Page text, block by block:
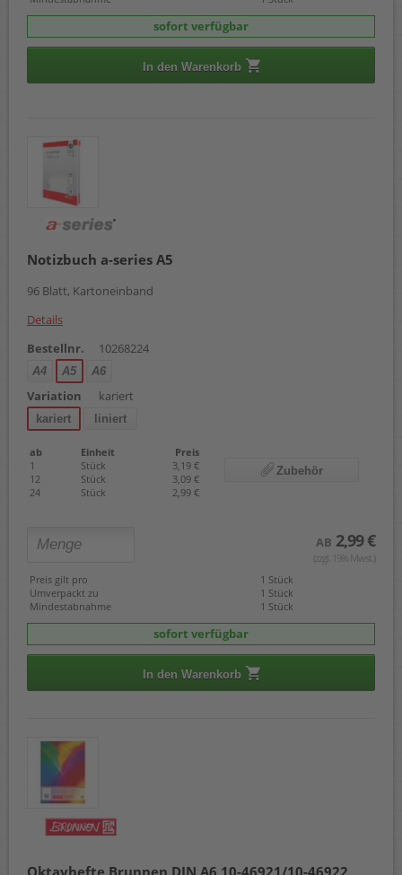
sofort verfügbar
In den Warenkorb
Notizbuch a-series A5
96 Blatt, Kartoneinband
Details
Bestellnr.
10268224
A4 A5 A6
Variation kariert
kariert liniert
ab Einheit
Preis
1
Stück
3,19 €
12
Stück
3,09 €
24
Stück 2,99 €
Zubehör
AB 2,99 €
(zzgl. 19% Mwst.)
Preis gilt pro
1 Stück
Umverpackt zu
1 Stück
Mindestabnahme
1 Stück
sofort verfügbar
In den Warenkorb
Oktavhefte Brunnen DIN A6 10-46921/10-46922